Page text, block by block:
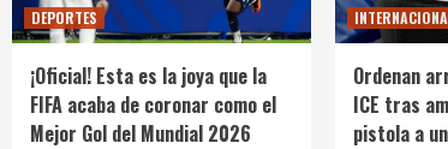
DEPORTES
¡Oficial! Esta es la joya que la
FIFA acaba de coronar como el
Mejor Gol del Mundial 2026
Ordenan
ICE tras
pistola a